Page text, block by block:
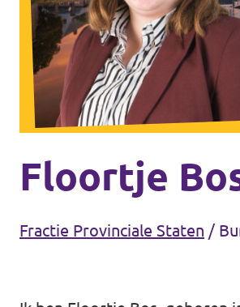
Eindhoven
Tilburg
... alle gemeentes
Agenda
Steun Volt Brabant
Floortje
Fractie Provinciale Staten /